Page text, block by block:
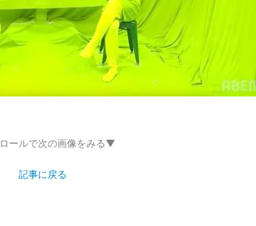
ールで次の画像をみる▼
記事に戻る